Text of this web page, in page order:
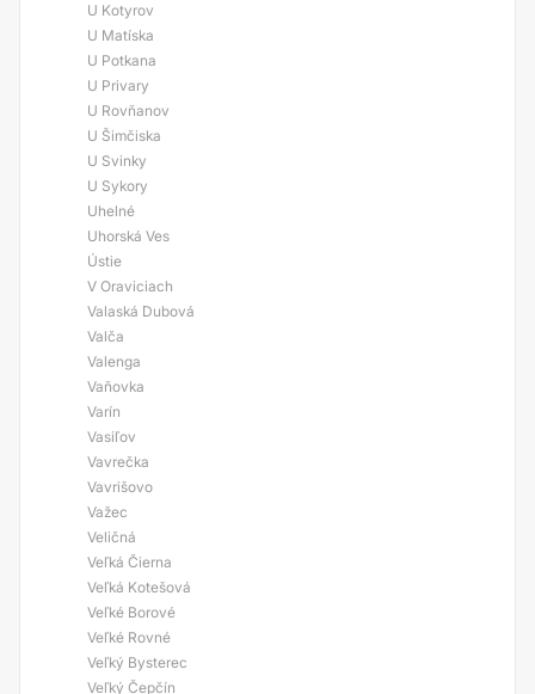
U Kotyrov
U Matíska
U Potkana
U Privary
U Rovňanov
U Šimčiska
U Svinky
U Sykory
Uhelné
Uhorská Ves
Ústie
V Oraviciach
Valaská Dubová
Valča
Valenga
Vaňovka
Varín
Vasiľov
Vavrečka
Vavrišovo
Važec
Veličná
Veľká Čierna
Veľká Kotešová
Veľké Borové
Veľké Rovné
Veľký Bysterec
Veľký Čepčín